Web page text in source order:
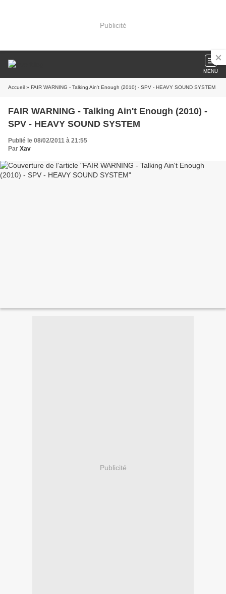
Publicité
MENU
Accueil » FAIR WARNING - Talking Ain't Enough (2010) - SPV - HEAVY SOUND SYSTEM
FAIR WARNING - Talking Ain't Enough (2010) -
SPV - HEAVY SOUND SYSTEM
Publié le 08/02/2011 à 21:55
Par Xav
Publicité